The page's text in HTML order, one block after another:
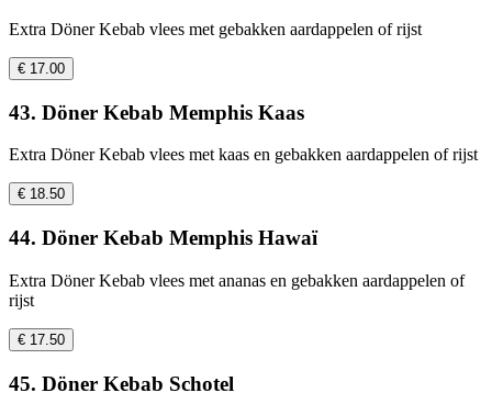
Extra Döner Kebab vlees met gebakken aardappelen of rijst
€ 17.00
43. Döner Kebab Memphis Kaas
Extra Döner Kebab vlees met kaas en gebakken aardappelen of rijst
€ 18.50
44. Döner Kebab Memphis Hawaï
Extra Döner Kebab vlees met ananas en gebakken aardappelen of
rijst
€ 17.50
45. Döner Kebab Schotel